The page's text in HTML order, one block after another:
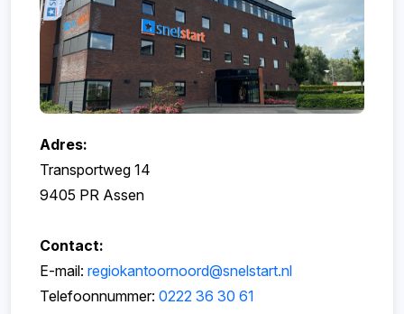
Adres:
Transportweg 14
9405 PR Assen
Contact:
E-mail: regiokantoornoord@snelstart.nl
Telefoonnummer: 0222 36 30 61